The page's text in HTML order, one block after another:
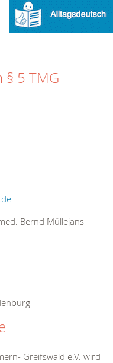
5 TMG
Bernd Müllejans
Greifswald e.V. wird